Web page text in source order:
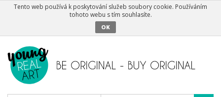
Tento web používá k poskytování služeb soubory cookie. Používáním
tohoto webu s tím souhlasíte.
OK